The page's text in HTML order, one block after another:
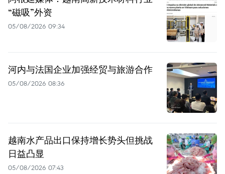
“磁吸”外资
05/08/2026 09:34
河内与法国企业加强经贸与旅游合作
05/08/2026 08:36
越南水产品出口保持增长势头但挑战
日益凸显
05/08/2026 07:43